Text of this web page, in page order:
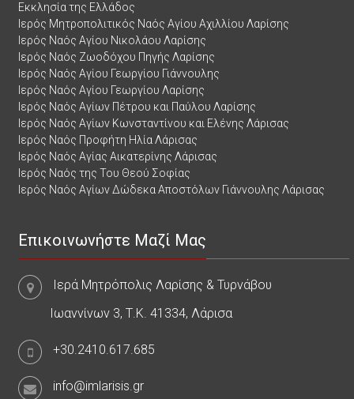
Εκκλησία της Ελλάδος
Ιερός Μητροπολιτικός Ναός Αγίου Αχιλλίου Λαρίσης
Ιερός Ναός Αγίου Νικολάου Λαρίσης
Ιερός Ναός Ζωοδόχου Πηγής Λαρίσης
Ιερός Ναός Αγίου Γεωργίου Γιάννουλης
Ιερός Ναός Αγίου Γεωργίου Λαρίσης
Ιερός Ναός Αγίων Πέτρου και Παύλου Λαρίσης
Ιερός Ναός Αγίων Κωνσταντίνου και Ελένης Λάρισας
Ιερός Ναός Προφήτη Ηλία Λάρισας
Ιερός Ναός Αγίας Αικατερίνης Λάρισας
Ιερός Ναός της Του Θεού Σοφίας
Ιερός Ναός Αγίων Δώδεκα Αποστόλων Γιάννουλης Λάρισας
Επικοινωνήστε Μαζί Μας
Ιερά Μητρόπολις Λαρίσης & Τυρνάβου
Ιωαννίνων 3, Τ.Κ. 41334, Λάρισα
+30.2410.617.685
info@imlarisis.gr